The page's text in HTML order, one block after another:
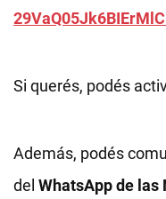
Si querés, podés
Además, podés
del WhatsApp de las